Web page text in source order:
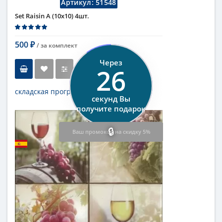
Артикул:51548
Set Raisin A (10x10) 4шт.
500 ₽ / за комплект
складская программа
декор
Длина
10 см
Высота
10 см
Цвет
белый,зеленый...
Бренд
Absolut Keramika
Коллекция
Raisin
Поверхность
глянцевая
от 25 тыс.
Через
26
секунд Вы
получите подарок
Ваш промокод на скидку 5%